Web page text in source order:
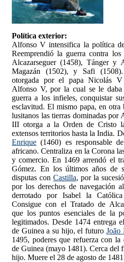
Política exterior:
Alfonso V intensifica la política
Reemprendió la guerra contra los
Alcazarseguer (1458), Tánger y
Magazán (1502), y Safi
otorgada por el papa Nicolás
Alfonso V, por la cual se le daba
guerra a los infieles, conquistar
esclavitud. El mismo papa, en
lusitanos las tierras dominadas
III otorga a la Orden de Cristo
extensos territorios hasta la India.
Enrique (1460) es responsable
africano. Centraliza en la Corona
y comercio. En 1469 arrendó el
Gómez. En los últimos años de
disputas con Castilla, por la
por los derechos de navegación
derrotado por Isabel la
Consigue con el Tratado de
que los puntos esenciales de la
legitimados. Desde 1474 entrega
de Guinea a su hijo, el futuro João
1495, poderes que refuerza con
de Guinea (mayo 1481). Cerca del
hijo. Muere el 28 de agosto de